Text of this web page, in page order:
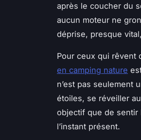
après le coucher du
aucun moteur ne
déprise, presque
Pour ceux qui rêvent
en camping nature
n’est pas seulement
étoiles, se réveiller
objectif que de sentir
l’instant présent.